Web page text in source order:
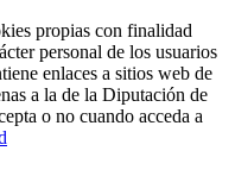
propias con finalidad
personal de los usuarios
enlaces a sitios web de
a la de la Diputación de
o no cuando acceda a